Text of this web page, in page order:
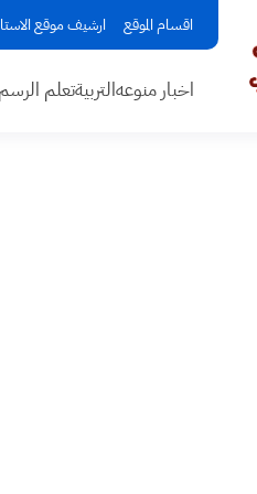
اقسام الموقع ارشيف موقع
اخبار منوعهالتربيةتعلم